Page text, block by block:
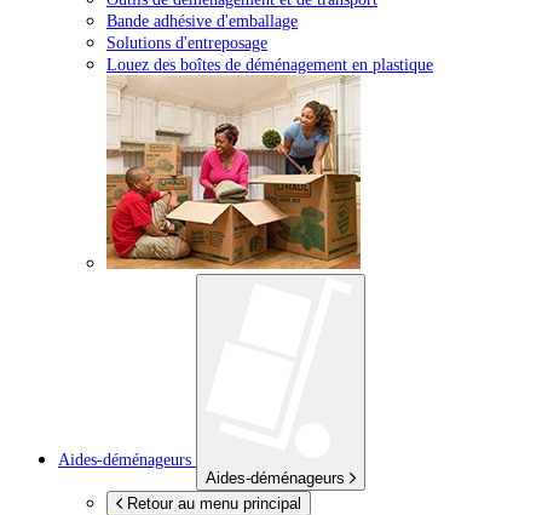
Bande adhésive d'emballage
Solutions d'entreposage
Louez des boîtes de déménagement en plastique
Aides-déménageurs
Aides-déménageurs
Retour au menu principal